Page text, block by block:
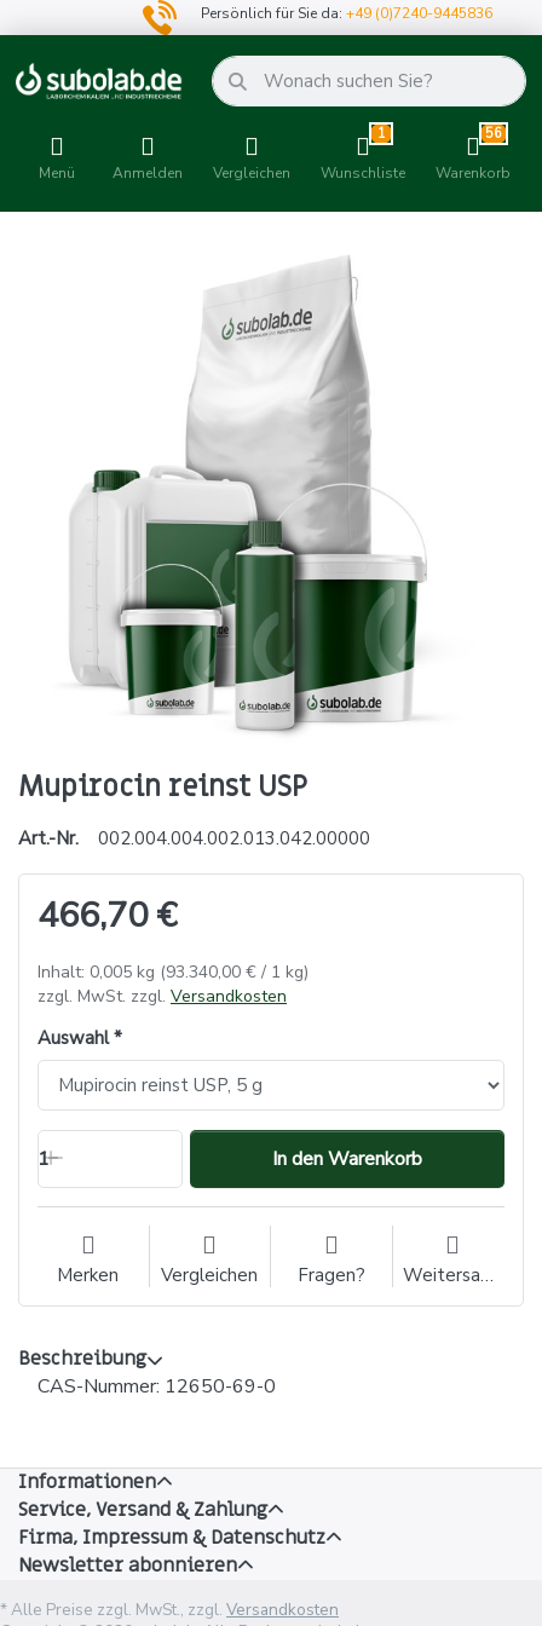
Persönlich für Sie da:+49 (0)7240-9445836
Menü Anmelden Vergleichen
1
Wunschliste
56
Warenkorb
Mupirocin reinst USP
Art.-Nr. 002.004.004.002.013.042.00000
466,70 €
Inhalt: 0,005 kg (93.340,00 € / 1 kg)
zzgl. MwSt. zzgl. Versandkosten
Auswahl
1 In den Warenkorb
Merken Vergleichen Fragen? Weitersagen
Beschreibung
CAS-Nummer: 12650-69-0
Informationen
Service, Versand & Zahlung
Firma, Impressum & Datenschutz
Newsletter abonnieren
* Alle Preise zzgl. MwSt., zzgl. Versandkosten